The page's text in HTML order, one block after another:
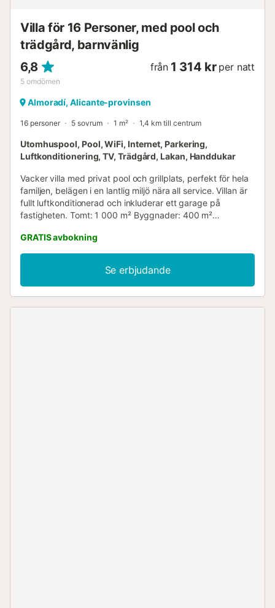
Villa för 16 Personer, med pool och
trädgård, barnvänlig
6,8
5 omdömen
från 1 314 kr per natt
Almoradí, Alicante-provinsen
16 personer 5 sovrum 1 m² 1,4 km till centrum
Utomhuspool, Pool, WiFi, Internet, Parkering,
Luftkonditionering, TV, Trädgård, Lakan, Handdukar
Vacker villa med privat pool och grillplats, perfekt för hela
familjen, belägen i en lantlig miljö nära all service. Villan är
fullt luftkonditionerad och inkluderar ett garage på
fastigheten. Tomt: 1 000 m² Byggnader: 400 m²
(4 en suite, 1 utomhus med extra badkar) Trähus (Hus 2):
Sovrum: 1 Toalett: 1 Vit Byggnad (Hus 3): Användning:
Barnsovrum för 6 barn Badrum: Komplett Grillhus (Hus 4):
Grillplats med sittplatser för 16 personer Badrum: Komplett
Gemensamma utrymmen: Trädgård: Ja Pool: Ja Poolbar:
GRATIS avbokning
Se erbjudande